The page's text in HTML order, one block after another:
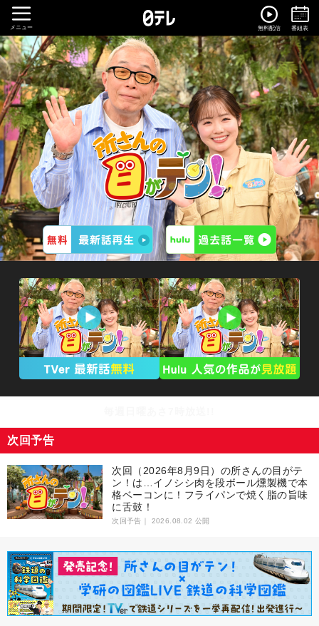
メニュー 無料配信 番組表
次回予告
次回（2026年8月9日）の所さんの目がテ
ン！は…イノシシ肉を段ボール燻製機で本
格ベーコンに！フライパンで焼く脂の旨味
に舌鼓！
次回予告｜ 2026.08.02 公開